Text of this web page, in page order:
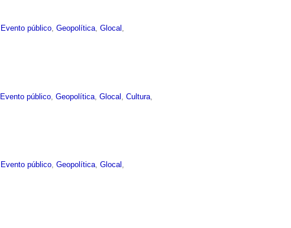
Evento público ,Geopolítica ,Glocal
Evento público ,Geopolítica ,Glocal ,Cultura
Evento público,Geopolítica,Glocal ,